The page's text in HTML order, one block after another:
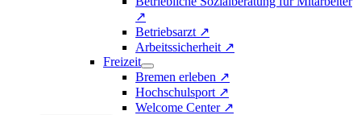
↗
Betriebsarzt ↗
Arbeitssicherheit ↗
Freizeit
Bremen erleben ↗
Hochschulsport ↗
Welcome Center ↗